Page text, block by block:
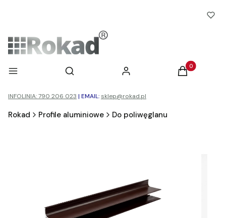
Menu Otwórz wyszukiwarkę
Szukaj Zaloguj się Produkty w
Koszyk
INFOLINIA: 790 206 023 | EMAIL: sklep@rokad.pl
Rokad Profile aluminiowe Do poliwęglanu